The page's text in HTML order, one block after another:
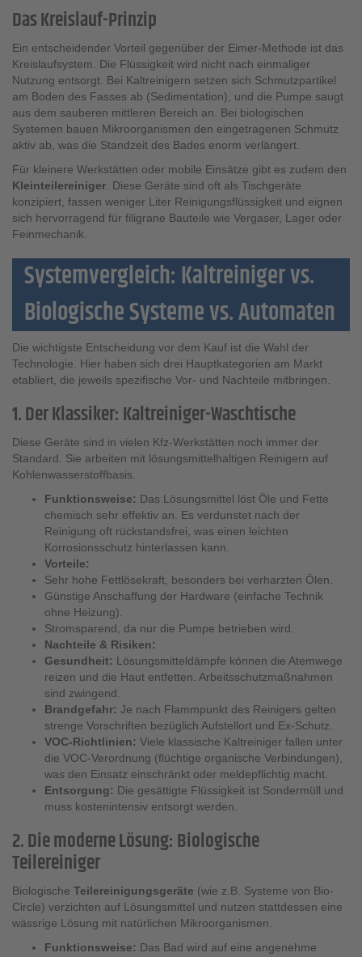
Das Kreislauf-Prinzip
Ein entscheidender Vorteil gegenüber der Eimer-Methode ist das
Kreislaufsystem. Die Flüssigkeit wird nicht nach einmaliger
Nutzung entsorgt. Bei Kaltreinigern setzen sich Schmutzpartikel
am Boden des Fasses ab (Sedimentation), und die Pumpe saugt
aus dem sauberen mittleren Bereich an. Bei biologischen
Systemen bauen Mikroorganismen den eingetragenen Schmutz
aktiv ab, was die Standzeit des Bades enorm verlängert.
Für kleinere Werkstätten oder mobile Einsätze gibt es zudem den
Kleinteilereiniger . Diese Geräte sind oft als Tischgeräte
konzipiert, fassen weniger Liter Reinigungsflüssigkeit und eignen
sich hervorragend für filigrane Bauteile wie Vergaser, Lager oder
Feinmechanik.
Systemvergleich: Kaltreiniger vs.
Biologische Systeme vs. Automaten
Die wichtigste Entscheidung vor dem Kauf ist die Wahl der
Technologie. Hier haben sich drei Hauptkategorien am Markt
etabliert, die jeweils spezifische Vor- und Nachteile mitbringen.
1. Der Klassiker: Kaltreiniger-Waschtische
Diese Geräte sind in vielen Kfz-Werkstätten noch immer der
Standard. Sie arbeiten mit lösungsmittelhaltigen Reinigern auf
Kohlenwasserstoffbasis.
Funktionsweise: Das Lösungsmittel löst Öle und Fette
chemisch sehr effektiv an. Es verdunstet nach der
Reinigung oft rückstandsfrei, was einen leichten
Korrosionsschutz hinterlassen kann.
Vorteile:
Sehr hohe Fettlösekraft, besonders bei verharzten Ölen.
Günstige Anschaffung der Hardware (einfache Technik
ohne Heizung).
Stromsparend, da nur die Pumpe betrieben wird.
Nachteile & Risiken:
Gesundheit: Lösungsmitteldämpfe können die Atemwege
reizen und die Haut entfetten. Arbeitsschutzmaßnahmen
sind zwingend.
Brandgefahr: Je nach Flammpunkt des Reinigers gelten
strenge Vorschriften bezüglich Aufstellort und Ex-Schutz.
VOC-Richtlinien: Viele klassische Kaltreiniger fallen unter
die VOC-Verordnung (flüchtige organische Verbindungen),
was den Einsatz einschränkt oder meldepflichtig macht.
Entsorgung: Die gesättigte Flüssigkeit ist Sondermüll und
muss kostenintensiv entsorgt werden.
2. Die moderne Lösung: Biologische
Teilereiniger
Biologische Teilereinigungsgeräte (wie z.B. Systeme von Bio-
Circle) verzichten auf Lösungsmittel und nutzen stattdessen eine
wässrige Lösung mit natürlichen Mikroorganismen.
Funktionsweise: Das Bad wird auf eine angenehme